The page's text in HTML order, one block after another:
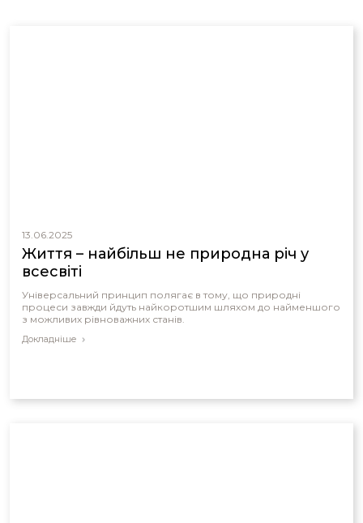
13.06.2025
Життя – найбільш не природна річ у
всесвіті
Універсальний принцип полягає в тому, що природні
процеси завжди йдуть найкоротшим шляхом до найменшого
з можливих рівноважних станів.
Докладніше